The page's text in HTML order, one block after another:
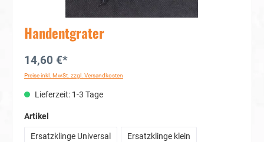
Handentgrater
14,60 €*
Preise inkl. MwSt. zzgl. Versandkosten
Lieferzeit: 1-3 Tage
Artikel
Ersatzklinge Universal Ersatzklinge klein